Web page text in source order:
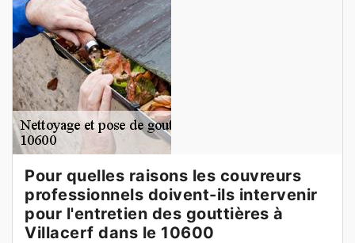
Pour quelles raisons les couvreurs
professionnels doivent-ils intervenir
pour l'entretien des gouttières à
Villacerf dans le 10600